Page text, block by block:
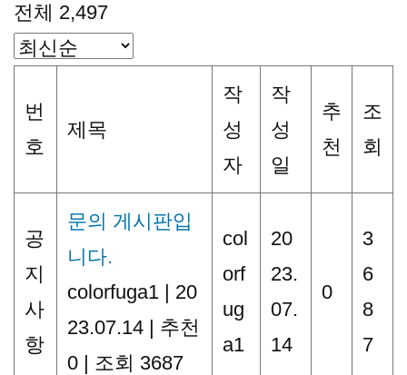
전체 2,497
번
호
제목
작
성
자
작
성
일
추
천
조
회
공
지
사
항
문의 게시판입
니다.
colorfuga1 | 20
23.07.14 | 추천
0 | 조회 3687
col
orf
ug
a1
20
23.
07.
14
0
3
6
8
7